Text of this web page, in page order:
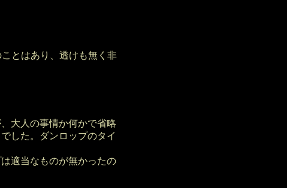
とはあり、透けも無く非
大人の事情か何かで省略
した。ダンロップのタイ
適当なものが無かったの